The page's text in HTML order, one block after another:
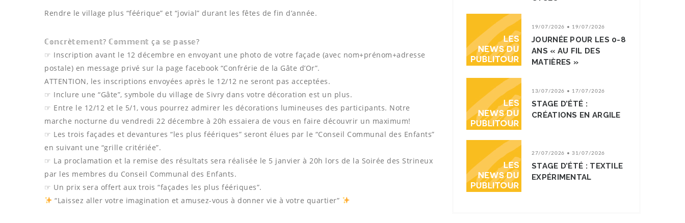
Rendre le village plus “féérique” et “jovial” durant les fêtes de fin d’année.
ℂ𝕠𝕟𝕔𝕣è𝕥𝕖𝕞𝕖𝕟𝕥? ℂ𝕠𝕞𝕞𝕖𝕟𝕥 ç𝕒 𝕤𝕖 𝕡𝕒𝕤𝕤𝕖?
☞ Inscription avant le 12 décembre en envoyant une photo de votre façade (avec nom+prénom+adresse
postale) en message privé sur la page facebook “Confrérie de la Gâte d’Or”.
ATTENTION, les inscriptions envoyées après le 12/12 ne seront pas acceptées.
☞ Inclure une “Gâte”, symbole du village de Sivry dans votre décoration est un plus.
☞ Entre le 12/12 et le 5/1, vous pourrez admirer les décorations lumineuses des participants. Notre
marche nocturne du vendredi 22 décembre à 20h essaiera de vous en faire découvrir un maximum!
☞ Les trois façades et devantures “les plus féériques” seront élues par le “Conseil Communal des Enfants”
en suivant une “grille critériée”.
☞ La proclamation et la remise des résultats sera réalisée le 5 janvier à 20h lors de la Soirée des Strineux
par les membres du Conseil Communal des Enfants.
☞ Un prix sera offert aux trois “façades les plus féériques”.
“Laissez aller votre imagination et amusez-vous à donner vie à votre quartier”
19/07/2026 • 19/07/2026
JOURNÉE POUR LES 0-8
ANS « AU FIL DES
MATIÈRES »
13/07/2026 • 17/07/2026
STAGE D’ÉTÉ :
CRÉATIONS EN ARGILE
27/07/2026 • 31/07/2026
STAGE D’ÉTÉ : TEXTILE
EXPÉRIMENTAL